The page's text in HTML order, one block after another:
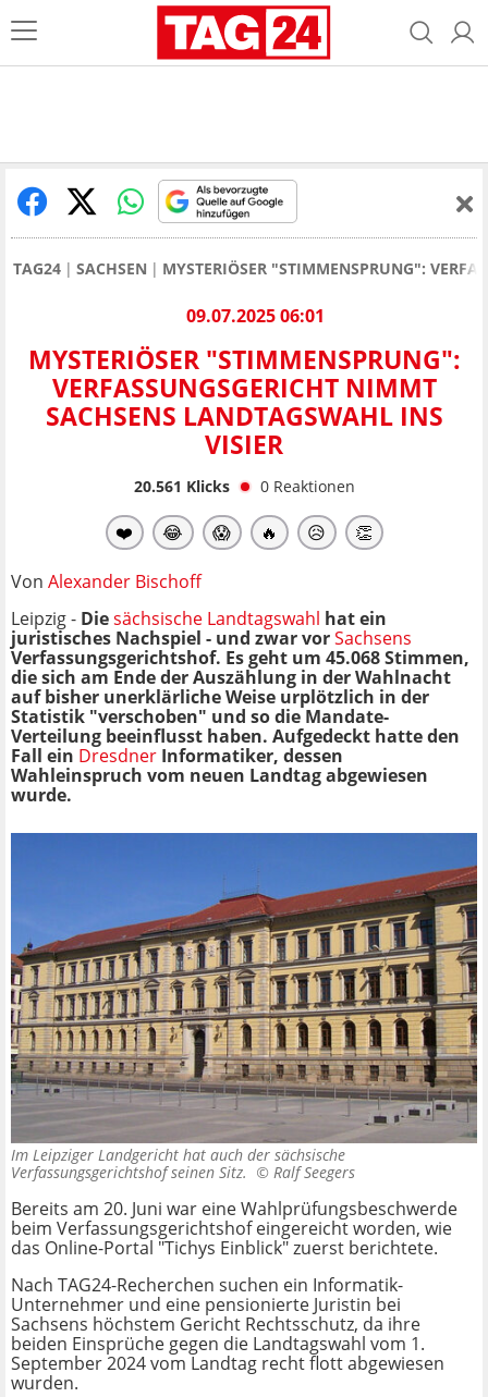
TAG24 SACHSEN MYSTERIÖSER "STIMMENSPRUNG":
09.07.2025 06:01
MYSTERIÖSER "STIMMENSPRUNG":
VERFASSUNGSGERICHT NIMMT
SACHSENS LANDTAGSWAHL INS
VISIER
20.561 Klicks 0 Reaktionen
❤️ 😂 😱 🔥 😥 👏
Von Alexander Bischoff
Leipzig - Diesächsische Landtagswahl hat ein
juristisches Nachspiel - und zwar vorSachsens
Verfassungsgerichtshof. Es geht um 45.068 Stimmen,
die sich am Ende der Auszählung in der Wahlnacht
auf bisher unerklärliche Weise urplötzlich in der
Statistik "verschoben" und so die Mandate-
Verteilung beeinflusst haben. Aufgedeckt hatte den
Fall ein Dresdner Informatiker, dessen
Wahleinspruch vom neuen Landtag abgewiesen
wurde.
Im Leipziger Landgericht hat auch der sächsische
Verfassungsgerichtshof seinen Sitz. © Ralf Seegers
Bereits am 20. Juni war eine Wahlprüfungsbeschwerde
beim Verfassungsgerichtshof eingereicht worden, wie
das Online-Portal "Tichys Einblick" zuerst berichtete.
Nach TAG24-Recherchen suchen ein Informatik-
Unternehmer und eine pensionierte Juristin bei
Sachsens höchstem Gericht Rechtsschutz, da ihre
beiden Einsprüche gegen die Landtagswahl vom 1.
September 2024 vom Landtag recht flott abgewiesen
wurden.